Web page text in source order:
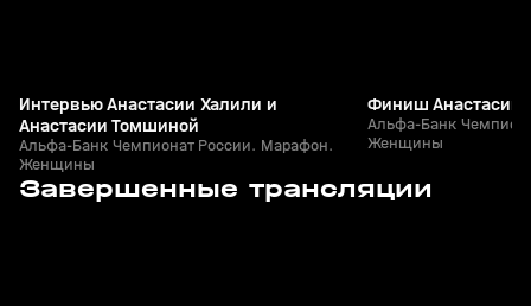
Интервью Анастасии Халили и
Анастасии Томшиной
Альфа-Банк Чемпионат России. Марафон.
Женщины
Финиш Анастасии
Альфа-Банк
Женщины
Завершенные трансляции
29 мар, 09:01